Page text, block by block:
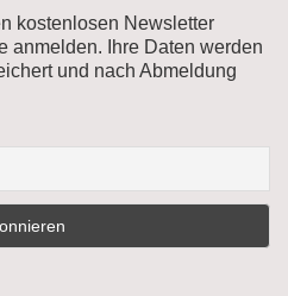
kostenlosen Newsletter
anmelden. Ihre Daten werden
und nach Abmeldung